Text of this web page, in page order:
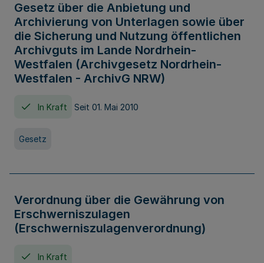
Gesetz über die Anbietung und
Archivierung von Unterlagen sowie über
die Sicherung und Nutzung öffentlichen
Archivguts im Lande Nordrhein-
Westfalen (Archivgesetz Nordrhein-
Westfalen - ArchivG NRW)
In Kraft Seit 01. Mai 2010
Gesetz
Verordnung über die Gewährung von
Erschwerniszulagen
(Erschwerniszulagenverordnung)
In Kraft